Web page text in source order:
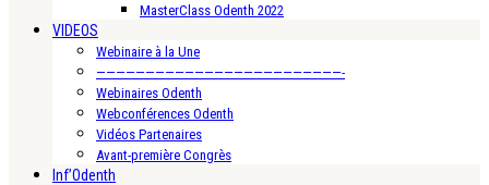
MasterClass Odenth 2022
VIDEOS
Webinaire à la Une
—————————————————————————-
Webinaires Odenth
Webconférences Odenth
Vidéos Partenaires
Avant-première Congrès
Inf’Odenth